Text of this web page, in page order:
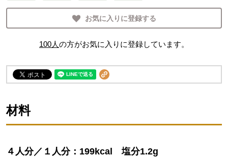
お気に入りに登録する
100人の方がお気に入りに登録しています。
材料
４人分／１人分：199kcal 塩分1.2g